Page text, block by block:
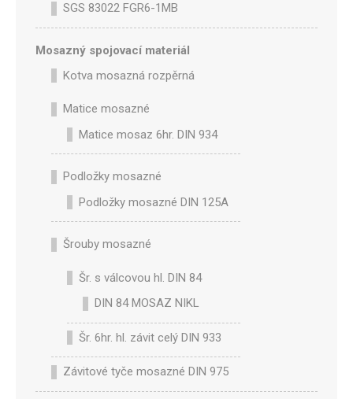
SGS 83022 FGR6-1MB
Mosazný spojovací materiál
Kotva mosazná rozpěrná
Matice mosazné
Matice mosaz 6hr. DIN 934
Podložky mosazné
Podložky mosazné DIN 125A
Šrouby mosazné
Šr. s válcovou hl. DIN 84
DIN 84 MOSAZ NIKL
Šr. 6hr. hl. závit celý DIN 933
Závitové tyče mosazné DIN 975